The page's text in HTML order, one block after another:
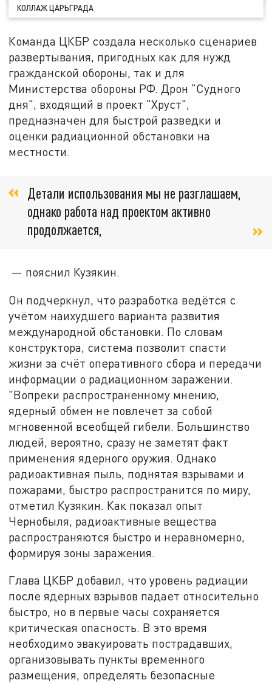
КОЛЛАЖ ЦАРЬГРАДА
Команда ЦКБР создала несколько сценариев
развертывания, пригодных как для нужд
гражданской обороны, так и для
Министерства обороны РФ. Дрон "Судного
дня", входящий в проект "Хруст",
предназначен для быстрой разведки и
оценки радиационной обстановки на
местности.
Детали использования мы не разглашаем,
однако работа над проектом активно
продолжается,
— пояснил Кузякин.
Он подчеркнул, что разработка ведётся с
учётом наихудшего варианта развития
международной обстановки. По словам
конструктора, система позволит спасти
жизни за счёт оперативного сбора и передачи
информации о радиационном заражении.
"Вопреки распространенному мнению,
ядерный обмен не повлечет за собой
мгновенной всеобщей гибели. Большинство
людей, вероятно, сразу не заметят факт
применения ядерного оружия. Однако
радиоактивная пыль, поднятая взрывами и
пожарами, быстро распространится по миру,
отметил Кузякин. Как показал опыт
Чернобыля, радиоактивные вещества
распространяются быстро и неравномерно,
формируя зоны заражения.
Глава ЦКБР добавил, что уровень радиации
после ядерных взрывов падает относительно
быстро, но в первые часы сохраняется
критическая опасность. В это время
необходимо эвакуировать пострадавших,
организовывать пункты временного
размещения, определять безопасные